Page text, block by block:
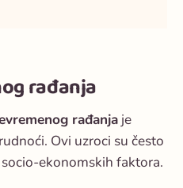
rađanja
rađanja je
Ovi uzroci su često
ekonomskih faktora.